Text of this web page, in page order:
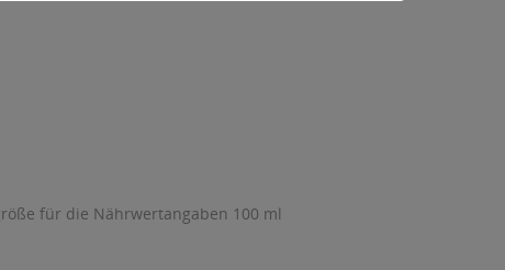
für die Nährwertangaben 100 ml